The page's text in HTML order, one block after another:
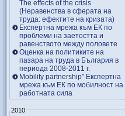
The effects of the crisis
(Неравенства в сферата на
труда: ефектите на кризата)
Експертна мрежа към ЕК по
проблеми на заетостта и
равенството между половете
Оценка на политиките на
пазара на труда в България в
периода 2008-2011 г.
Mobility partnership” Експертна
мрежа към ЕК по мобилност на
работната сила
2010